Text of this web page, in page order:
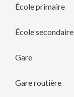
École primaire
École secondaire
Gare
Gare routière